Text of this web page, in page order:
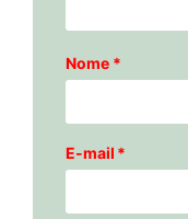
Nome *
E-mail *